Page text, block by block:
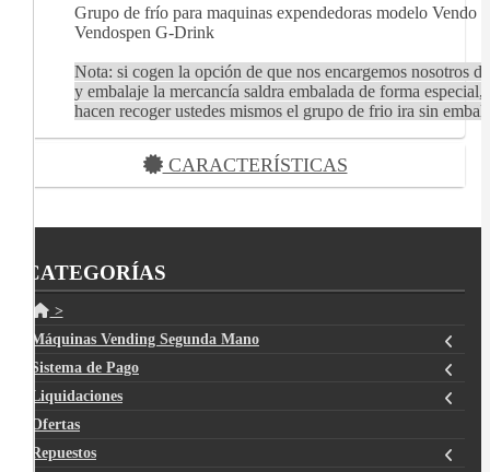
Grupo de frío para maquinas expendedoras modelo Vendo y
Vendospen G-Drink
Nota: si cogen la opción de que nos encargemos nosotros
y embalaje la mercancía saldra embalada de forma especial,
hacen recoger ustedes mismos el grupo de frio ira sin
CARACTERÍSTICAS
CATEGORÍAS
>
Máquinas Vending Segunda Mano
Sistema de Pago
Liquidaciones
Ofertas
Repuestos